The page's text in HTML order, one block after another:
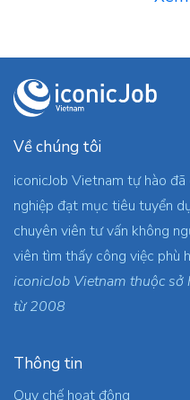
Về chúng tôi
iconicJob Vietnam tự hào
nghiệp đạt mục tiêu tuyển
chuyên viên tư vấn không
viên tìm thấy công việc phù
iconicJob Vietnam thuộc
từ 2008
Thông tin
Quy chế hoạt động